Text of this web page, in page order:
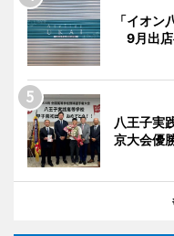
「イオン
9月出
八王子実
京大会優